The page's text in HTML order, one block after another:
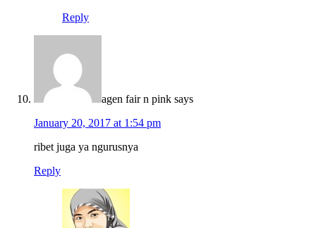
Reply
agen fair n pink says
January 20, 2017 at 1:54 pm
ribet juga ya ngurusnya
Reply